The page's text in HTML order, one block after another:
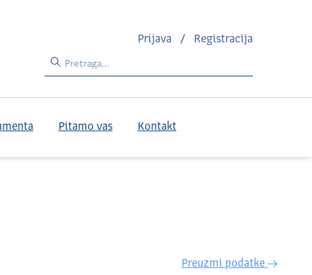
Prijava / Registracija
Pitamo vas Kontakt
Preuzmi podatke